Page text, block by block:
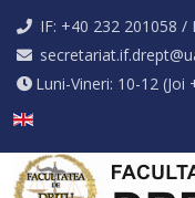
IF: +40 232 201058 /
Luni-Vineri: 10-12 (Joi